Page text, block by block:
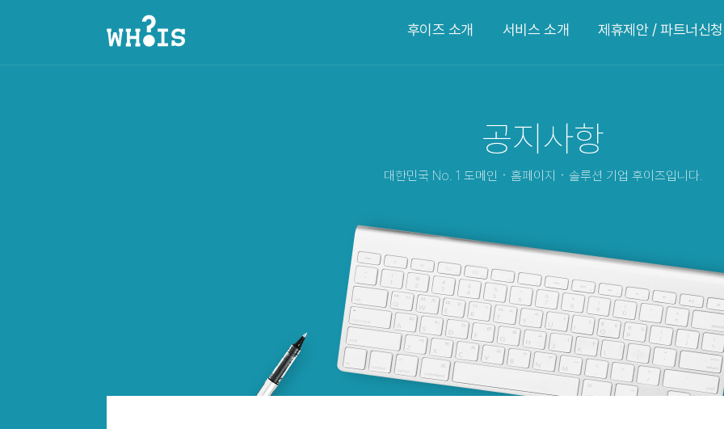
후이즈 소개 서비스 소개 제휴제안 / 파트너신청
공지사항
대한민국 No. 1 도메인ㆍ홈페이지ㆍ솔루션 기업 후이즈입니다.